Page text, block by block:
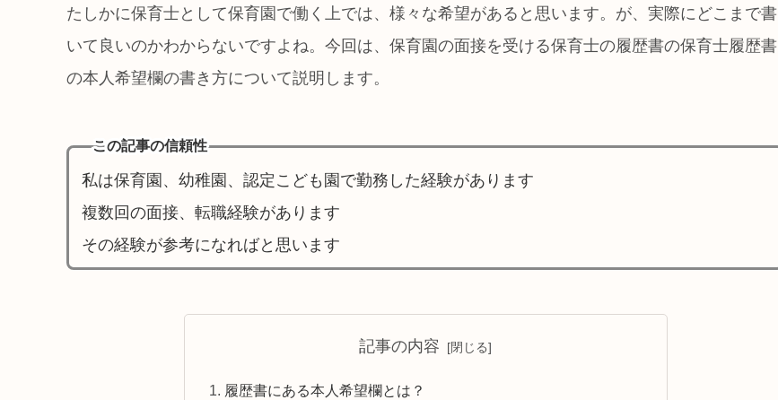
たしかに保育士として保育園で働く上では、様々な希望があると思います。が、実際にどこまで書
いて良いのかわからないですよね。今回は、保育園の面接を受ける保育士の履歴書の保育士履歴書
の本人希望欄の書き方について説明します。
この記事の信頼性
私は保育園、幼稚園、認定こども園で勤務した経験があります
複数回の面接、転職経験があります
その経験が参考になればと思います
記事の内容
履歴書にある本人希望欄とは？